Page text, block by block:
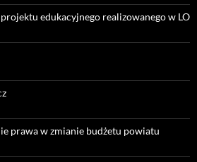
edukacyjnego realizowanego w LO
prawa w zmianie budżetu powiatu